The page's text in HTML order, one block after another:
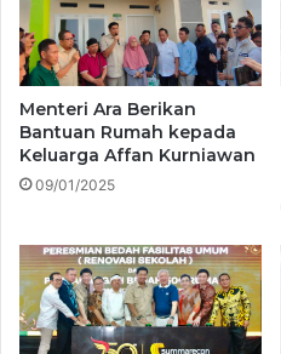
Menteri Ara Berikan
Bantuan Rumah kepada
Keluarga Affan Kurniawan
09/01/2025